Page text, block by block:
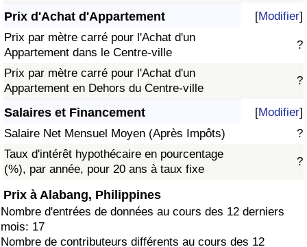
Prix d'Achat d'Appartement [Modifier]
Prix par mètre carré pour l'Achat d'un
Appartement dans le Centre-ville
?
Prix par mètre carré pour l'Achat d'un
Appartement en Dehors du Centre-ville
?
Salaires et Financement [Modifier]
Salaire Net Mensuel Moyen (Après Impôts)
?
Taux d'intérêt hypothécaire en pourcentage
(%), par année, pour 20 ans à taux fixe
?
Prix à Alabang, Philippines
Nombre d'entrées de données au cours des 12 derniers
mois: 17
Nombre de contributeurs différents au cours des 12